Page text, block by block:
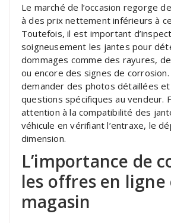
Le marché de l’occasion regorge
à des prix nettement inférieurs à
Toutefois, il est important
soigneusement les jantes pour
dommages comme des rayures,
ou encore des signes de corrosion.
demander des photos détaillées
questions spécifiques au vendeur.
attention à la compatibilité des
véhicule en vérifiant l’entraxe, le
dimension.
L’importance de
les offres en ligne
magasin